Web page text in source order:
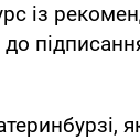
із